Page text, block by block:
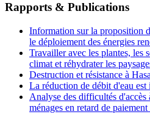
Rapports & Publications
Information sur la proposition
le déploiement des énergies
Travailler avec les plantes, les
climat et réhydrater les
Destruction et résistance à
La réduction de débit d'eau est
Analyse des difficultés d'accès
ménages en retard de